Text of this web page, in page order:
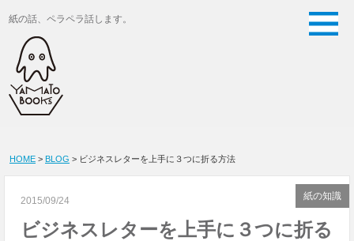
紙の話、ペラペラ話します。
HOME > BLOG > ビジネスレターを上手に３つに折る方法
紙の知識
2015/09/24
ビジネスレターを上手に３つに折る